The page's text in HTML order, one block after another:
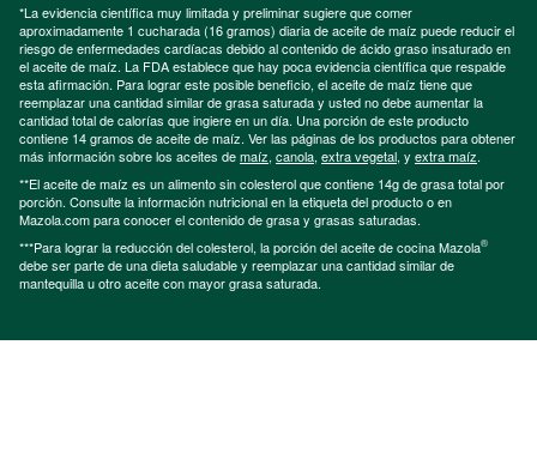
*La evidencia científica muy limitada y preliminar sugiere que comer
aproximadamente 1 cucharada (16 gramos) diaria de aceite de maíz puede reducir el
riesgo de enfermedades cardíacas debido al contenido de ácido graso insaturado en
el aceite de maíz. La FDA establece que hay poca evidencia científica que respalde
esta afirmación. Para lograr este posible beneficio, el aceite de maíz tiene que
reemplazar una cantidad similar de grasa saturada y usted no debe aumentar la
cantidad total de calorías que ingiere en un día. Una porción de este producto
contiene 14 gramos de aceite de maíz. Ver las páginas de los productos para obtener
más información sobre los aceites demaíz, canola, extra vegetal, y extra maíz.
**El aceite de maíz es un alimento sin colesterol que contiene 14g de grasa total por
porción. Consulte la información nutricional en la etiqueta del producto o en
Mazola.com para conocer el contenido de grasa y grasas saturadas.
***Para lograr la reducción del colesterol, la porción del aceite de cocina Mazola®
debe ser parte de una dieta saludable y reemplazar una cantidad similar de
mantequilla u otro aceite con mayor grasa saturada.